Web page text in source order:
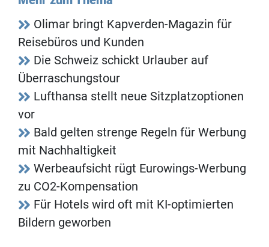
Olimar bringt Kapverden-Magazin für
Reisebüros und Kunden
Die Schweiz schickt Urlauber auf
Überraschungstour
Lufthansa stellt neue Sitzplatzoptionen
vor
Bald gelten strenge Regeln für Werbung
mit Nachhaltigkeit
Werbeaufsicht rügt Eurowings-Werbung
zu CO2-Kompensation
Für Hotels wird oft mit KI-optimierten
Bildern geworben